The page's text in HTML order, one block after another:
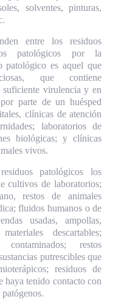
solventes, pinturas,
entre los residuos
patológicos por la
patológico es aquel que
que contiene
suficiente virulencia y en
parte de un huésped
clínicas de atención
laboratorios de
biológicas; y clínicas
vivos.
patológicos los
cultivos de laboratorios;
restos de animales
fluidos humanos o de
usadas, ampollas,
descartables;
restos
putrescibles que
residuos de
haya tenido contacto con